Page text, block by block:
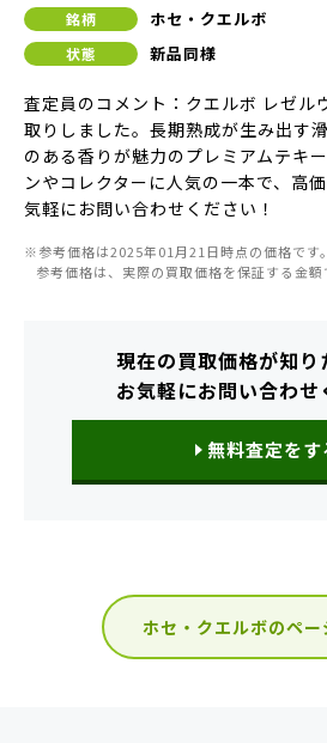
銘柄 ホセ・クエルボ
状態 新品同様
査定員のコメント：クエルボ レゼル
取りしました。長期熟成が生み出す
のある香りが魅力のプレミアムテキ
ンやコレクターに人気の一本で、高
気軽にお問い合わせください！
※参考価格は2025年01月21日時点の価格です。
参考価格は、実際の買取価格を保証する金額
現在の買取価格が知り
お気軽にお問い合わせ
無料査定をす
ホセ・クエルボのペー